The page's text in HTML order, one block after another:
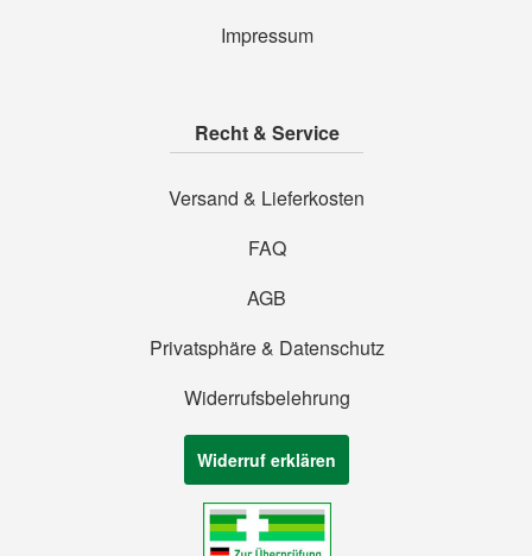
Impressum
Recht & Service
Versand & Lieferkosten
FAQ
AGB
Privatsphäre & Datenschutz
Widerrufsbelehrung
Widerruf erklären